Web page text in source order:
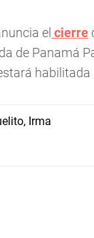
el cierre
de Panamá